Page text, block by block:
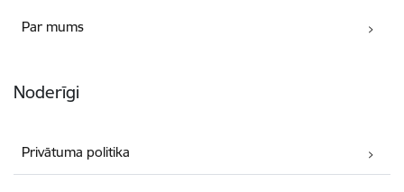
Par mums
Noderīgi
Privātuma politika